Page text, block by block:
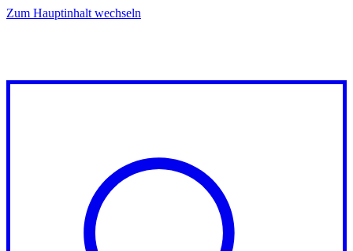
Zum Hauptinhalt wechseln